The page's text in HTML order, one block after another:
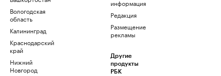
Вологодская
область
Калининград
Краснодарский
край
Нижний
Новгород
информация
Редакция
Размещение
рекламы
Другие
продукты
РБК